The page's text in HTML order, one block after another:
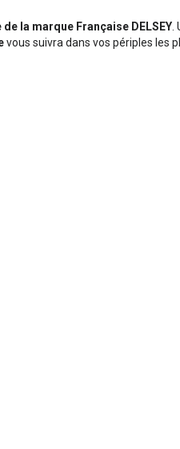
la marque Française DELSEY
vous suivra dans vos périples les